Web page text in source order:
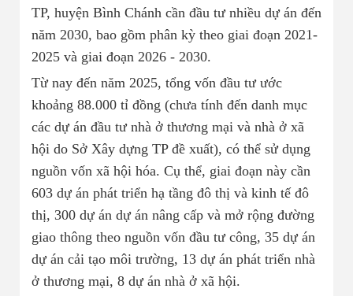
TP, huyện Bình Chánh cần đầu tư nhiều dự án đến
năm 2030, bao gồm phân kỳ theo giai đoạn 2021-
2025 và giai đoạn 2026 - 2030.
Từ nay đến năm 2025, tổng vốn đầu tư ước
khoảng 88.000 tỉ đồng (chưa tính đến danh mục
các dự án đầu tư nhà ở thương mại và nhà ở xã
hội do Sở Xây dựng TP đề xuất), có thể sử dụng
nguồn vốn xã hội hóa. Cụ thể, giai đoạn này cần
603 dự án phát triển hạ tầng đô thị và kinh tế đô
thị, 300 dự án dự án nâng cấp và mở rộng đường
giao thông theo nguồn vốn đầu tư công, 35 dự án
dự án cải tạo môi trường, 13 dự án phát triển nhà
ở thương mại, 8 dự án nhà ở xã hội.